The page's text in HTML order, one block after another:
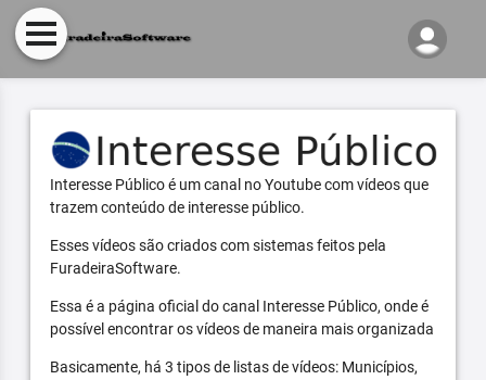
Interesse Público é um canal no Youtube com vídeos que
trazem conteúdo de interesse público.
Esses vídeos são criados com sistemas feitos pela
FuradeiraSoftware.
Essa é a página oficial do canal Interesse Público, onde é
possível encontrar os vídeos de maneira mais organizada
Basicamente, há 3 tipos de listas de vídeos: Municípios,